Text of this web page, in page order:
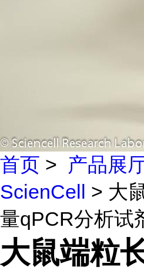
首页 > 产品展
ScienCell > 大
量qPCR分析试
大鼠端粒